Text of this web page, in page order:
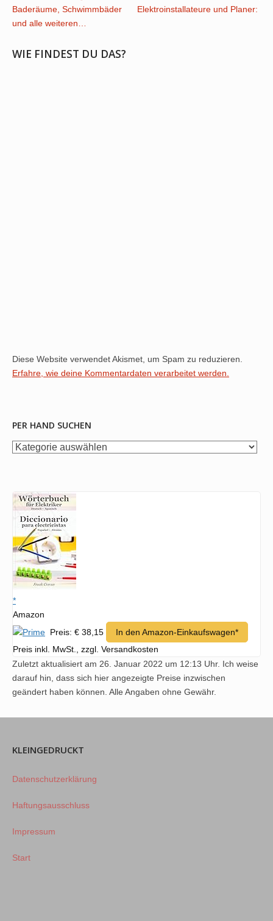
navigation
Baderäume, Schwimmbäder
und alle weiteren…
Elektroinstallateure und Planer:
WIE FINDEST DU DAS?
Diese Website verwendet Akismet, um Spam zu reduzieren.
Erfahre, wie deine Kommentardaten verarbeitet werden.
PER HAND SUCHEN
per
*
Amazon
Preis: € 38,15
In den Amazon-Einkaufswagen*
Preis inkl. MwSt., zzgl. Versandkosten
Zuletzt aktualisiert am 26. Januar 2022 um 12:13 Uhr. Ich weise
darauf hin, dass sich hier angezeigte Preise inzwischen
geändert haben können. Alle Angaben ohne Gewähr.
KLEINGEDRUCKT
Datenschutzerklärung
Haftungsausschluss
Impressum
Start